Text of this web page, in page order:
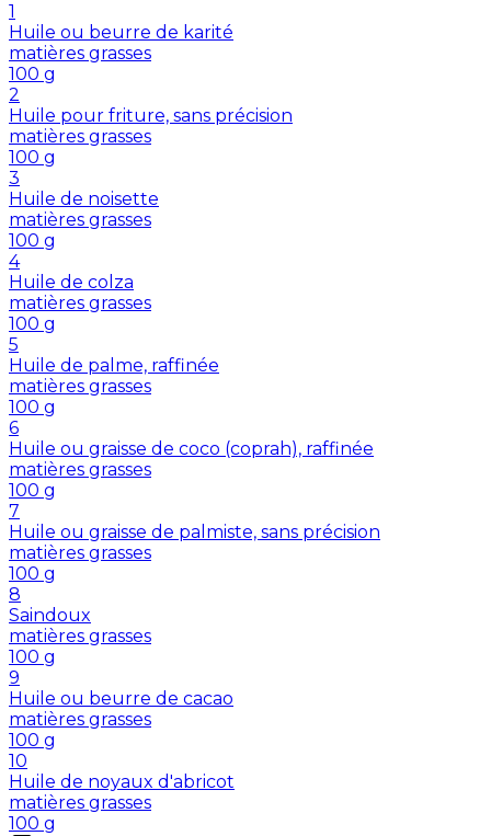
1
Huile ou beurre de karité
matières grasses
100 g
2
Huile pour friture, sans précision
matières grasses
100 g
3
Huile de noisette
matières grasses
100 g
4
Huile de colza
matières grasses
100 g
5
Huile de palme, raffinée
matières grasses
100 g
6
Huile ou graisse de coco (coprah), raffinée
matières grasses
100 g
7
Huile ou graisse de palmiste, sans précision
matières grasses
100 g
8
Saindoux
matières grasses
100 g
9
Huile ou beurre de cacao
matières grasses
100 g
10
Huile de noyaux d'abricot
matières grasses
100 g